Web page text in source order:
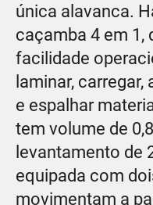
única alavanca.
caçamba 4 em 1,
facilidade
laminar, carregar,
e espalhar
tem volume de
levantamento de
equipada com
movimentam a